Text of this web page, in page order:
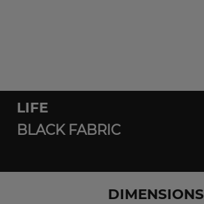
LIFE
BLACK FABRIC
DIMENSIONS